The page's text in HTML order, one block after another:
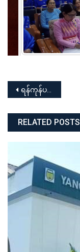
Post
navigation
ရန်ကုန်ပညာရေးတက္ကသိုလ် မီးဘေးအန္တရာယ်အသိပညာပေးဟောပြောခြင်းနှင့် လက်တွေ့မီးငြိမ်းသတ်နည်း သရုပ်ပြခြင်း အခမ်းအနား
RELATED POSTS